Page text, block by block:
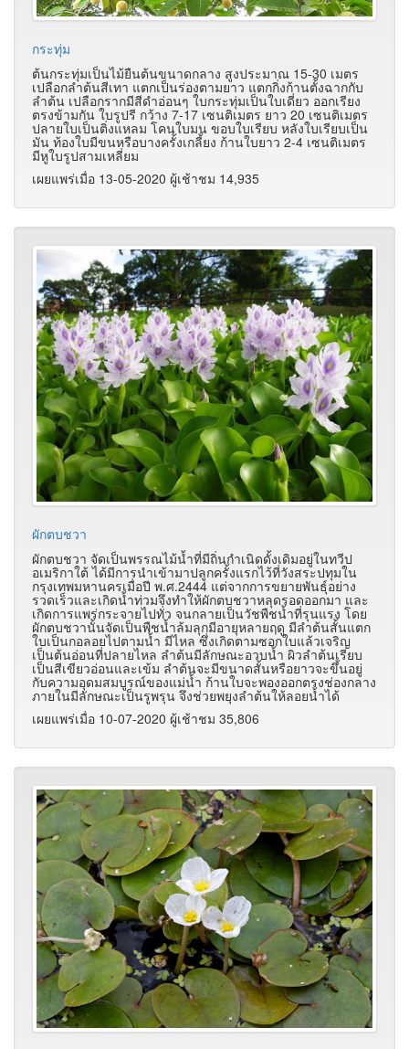
กระทุ่ม
ต้นกระทุ่มเป็นไม้ยืนต้นขนาดกลาง สูงประมาณ 15-30 เมตร
เปลือกลำต้นสีเทา แตกเป็นร่องตามยาว แตกกิ่งก้านตั้งฉากกับ
ลำต้น เปลือกรากมีสีดำอ่อนๆ ใบกระทุ่มเป็นใบเดี่ยว ออกเรียง
ตรงข้ามกัน ใบรูปรี กว้าง 7-17 เซนติเมตร ยาว 20 เซนติเมตร
ปลายใบเป็นติ่งแหลม โคนใบมน ขอบใบเรียบ หลังใบเรียบเป็น
มัน ท้องใบมีขนหรือบางครั้งเกลี้ยง ก้านใบยาว 2-4 เซนติเมตร
มีหูใบรูปสามเหลี่ยม
เผยแพร่เมื่อ 13-05-2020 ผู้เช้าชม 14,935
ผักตบชวา
ผักตบชวา จัดเป็นพรรณไม้น้ำที่มีถิ่นกำเนิดดั้งเดิมอยู่ในทวีป
อเมริกาใต้ ได้มีการนำเข้ามาปลูกครั้งแรกไว้ที่วังสระปทุมใน
กรุงเทพมหานครเมื่อปี พ.ศ.2444 แต่จากการขยายพันธุ์อย่าง
รวดเร็วและเกิดน้ำท่วมจึงทำให้ผักตบชวาหลุดรอดออกมา และ
เกิดการแพร่กระจายไปทั่ว จนกลายเป็นวัชพืชน้ำที่รุนแรง โดย
ผักตบชวานั้นจัดเป็นพืชน้ำล้มลุกมีอายุหลายฤดู มีลำต้นสั้นแตก
ใบเป็นกอลอยไปตามน้ำ มีไหล ซึ่งเกิดตามซอกใบแล้วเจริญ
เป็นต้นอ่อนที่ปลายไหล ลำต้นมีลักษณะอวบน้ำ ผิวลำต้นเรียบ
เป็นสีเขียวอ่อนและเข้ม ลำต้นจะมีขนาดสั้นหรือยาวจะขึ้นอยู่
กับความอุดมสมบูรณ์ของแม่น้ำ ก้านใบจะพองออกตรงช่องกลาง
ภายในมีลักษณะเป็นรูพรุน จึงช่วยพยุงลำต้นให้ลอยน้ำได้
เผยแพร่เมื่อ 10-07-2020 ผู้เช้าชม 35,806